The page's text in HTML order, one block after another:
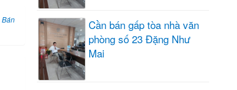
Bán
Cần bán gấp tòa nhà văn
phòng số 23 Đặng Như
Mai